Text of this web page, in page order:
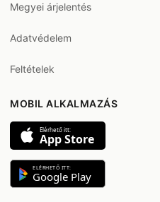
Megyei árjelentés
Adatvédelem
Feltételek
MOBIL ALKALMAZÁS
Elérhető itt:
App Store
ELÉRHETŐ ITT:
Google Play